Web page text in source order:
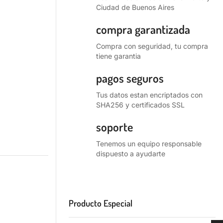
Ciudad de Buenos Aires
compra garantizada
Compra con seguridad, tu compra
tiene garantia
pagos seguros
Tus datos estan encriptados con
SHA256 y certificados SSL
soporte
Tenemos un equipo responsable
dispuesto a ayudarte
Producto Especial